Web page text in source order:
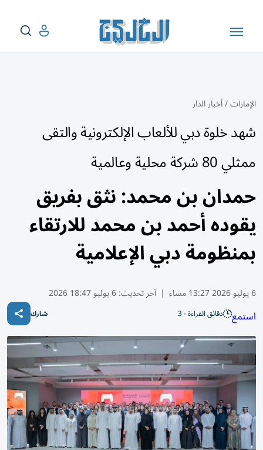
الإمارات/أخبار الدار
شهد خلوة دبي للألعاب الإلكترونية والتقى
ممثلي 80 شركة محلية وعالمية
حمدان بن محمد: نثق بفريق
يقوده أحمد بن محمد للارتقاء
بمنظومة دبي الإعلامية
6 يوليو 2026 13:27 مساء | آخر تحديث:6 يوليو 18:47 2026
استمع دقائق القراءة - 3 شارك